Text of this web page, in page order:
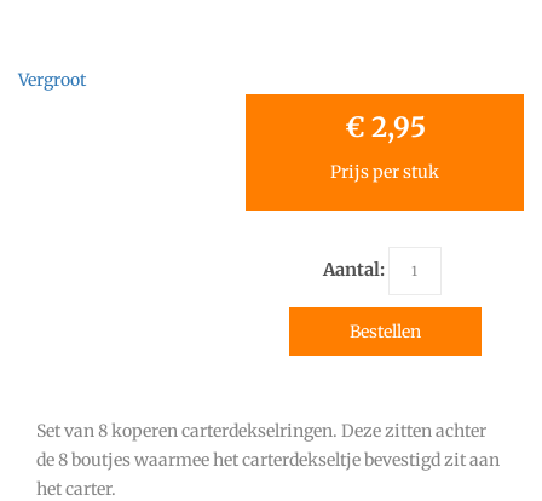
Vergroot
€ 2,95
Prijs per stuk
Aantal:
Bestellen
Set van 8 koperen carterdekselringen. Deze zitten achter
de 8 boutjes waarmee het carterdekseltje bevestigd zit aan
het carter.